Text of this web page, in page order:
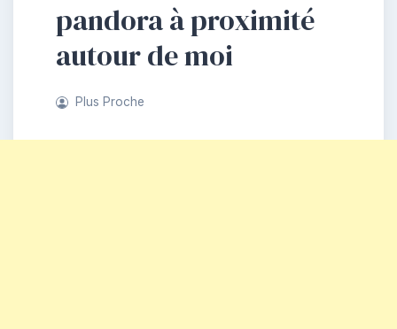
pandora à proximité
autour de moi
Plus Proche